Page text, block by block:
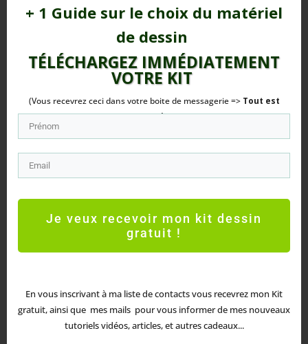
LeMasking tape
+ 1 Guide sur le choix du matériel
de dessin
TÉLÉCHARGEZ IMMÉDIATEMENT
VOTRE KIT
(Vous recevrez ceci dans votre boite de messagerie => Tout est
Gratuit!)
Je veux recevoir mon kit dessin
gratuit !
En vous inscrivant à ma liste de contacts vous recevrez mon Kit
gratuit, ainsi que mes mails pour vous informer de mes nouveaux
tutoriels vidéos, articles, et autres cadeaux...